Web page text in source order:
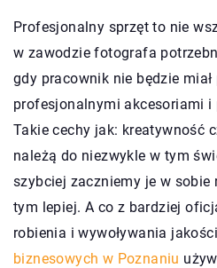
Profesjonalny sprzęt to nie
w zawodzie fotografa
gdy pracownik nie będzie
profesjonalnymi akcesoriami i
Takie cechy jak: kreatywność
należą do niezwykle w tym
szybciej zaczniemy je w
tym lepiej. A co z bardziej
robienia i wywoływania
biznesowych w Poznaniu